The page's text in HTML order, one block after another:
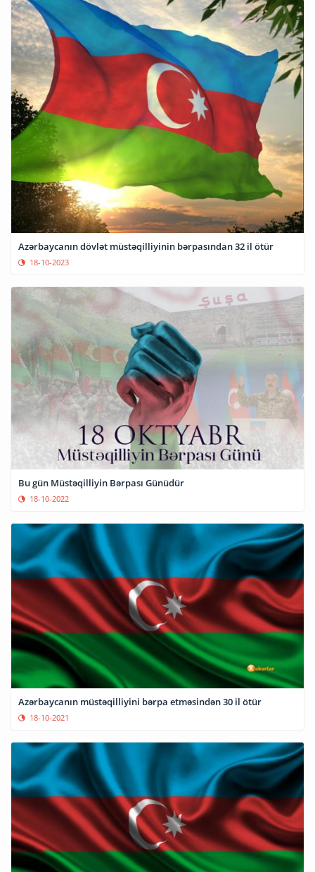
Azərbaycanın dövlət müstəqilliyinin bərpasından 32 il ötür
18-10-2023
Bu gün Müstəqilliyin Bərpası Günüdür
18-10-2022
Azərbaycanın müstəqilliyini bərpa etməsindən 30 il ötür
18-10-2021